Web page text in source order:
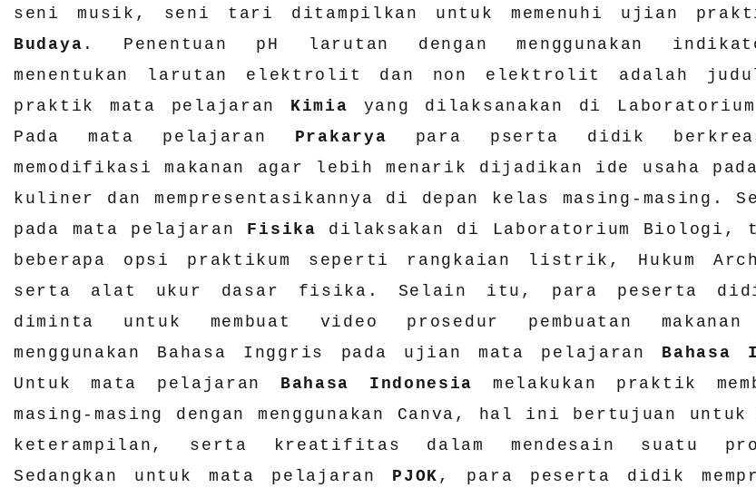
seni musik, seni tari ditampilkan untuk memenuhi ujian
Budaya . Penentuan pH larutan dengan menggunakan
menentukan larutan elektrolit dan non elektrolit adalah
praktik mata pelajaran Kimia yang dilaksanakan di
Pada mata pelajaran Prakarya para pserta didik
memodifikasi makanan agar lebih menarik dijadikan ide usaha
kuliner dan mempresentasikannya di depan kelas masing-masing.
pada mata pelajaran Fisika dilaksakan di Laboratorium Biologi,
beberapa opsi praktikum seperti rangkaian listrik, Hukum
serta alat ukur dasar fisika. Selain itu, para peserta
diminta untuk membuat video prosedur pembuatan makanan
menggunakan Bahasa Inggris pada ujian mata pelajaran Bahasa
Untuk mata pelajaran Bahasa Indonesia
melakukan praktik
masing-masing dengan menggunakan Canva, hal ini bertujuan
keterampilan, serta kreatifitas dalam mendesain suatu
Sedangkan untuk mata pelajaran PJOK , para peserta didik